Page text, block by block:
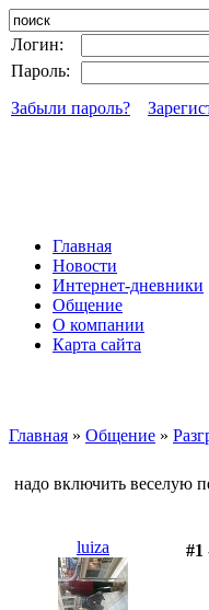
Логин:
Пароль:
Забыли пароль?
Главная
Новости
Интернет-дневники
Общение
О компании
Карта сайта
Главная » Общение »
надо включить веселую
luiza #1